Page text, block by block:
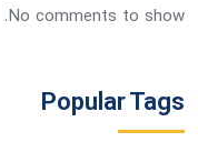
No comments to show.
Popular Tags